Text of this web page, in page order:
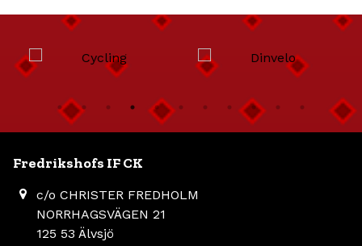
Fredrikshofs IF CK
c/o CHRISTER FREDHOLM
NORRHAGSVÄGEN 21
125 53 Älvsjö